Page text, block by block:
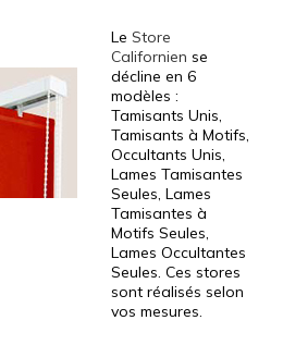
Le Store
Californien se
décline en 6
modèles :
Tamisants Unis,
Tamisants à Motifs,
Occultants Unis,
Lames Tamisantes
Seules, Lames
Tamisantes à
Motifs Seules,
Lames Occultantes
Seules. Ces stores
sont réalisés selon
vos mesures.